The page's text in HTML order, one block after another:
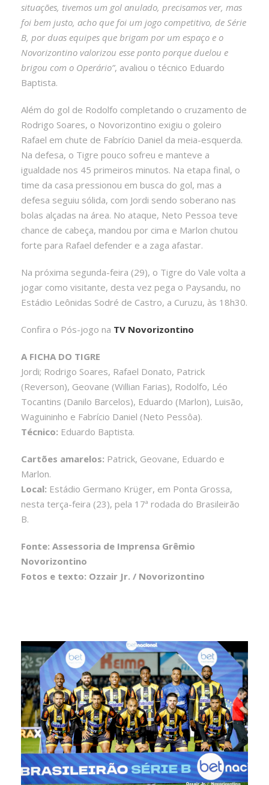
situações, tivemos um gol anulado, precisamos ver, mas
foi bem justo, acho que foi um jogo competitivo, de Série
B, por duas equipes que brigam por um espaço e o
Novorizontino valorizou esse ponto porque duelou e
brigou com o Operário”, avaliou o técnico Eduardo
Baptista.
Além do gol de Rodolfo completando o cruzamento de
Rodrigo Soares, o Novorizontino exigiu o goleiro
Rafael em chute de Fabrício Daniel da meia-esquerda.
Na defesa, o Tigre pouco sofreu e manteve a
igualdade nos 45 primeiros minutos. Na etapa final, o
time da casa pressionou em busca do gol, mas a
defesa seguiu sólida, com Jordi sendo soberano nas
bolas alçadas na área. No ataque, Neto Pessoa teve
chance de cabeça, mandou por cima e Marlon chutou
forte para Rafael defender e a zaga afastar.
Na próxima segunda-feira (29), o Tigre do Vale volta a
jogar como visitante, desta vez pega o Paysandu, no
Estádio Leônidas Sodré de Castro, a Curuzu, às 18h30.
Confira o Pós-jogo na TV Novorizontino
A FICHA DO TIGRE
Jordi; Rodrigo Soares, Rafael Donato, Patrick
(Reverson), Geovane (Willian Farias), Rodolfo, Léo
Tocantins (Danilo Barcelos), Eduardo (Marlon), Luisão,
Waguininho e Fabrício Daniel (Neto Pessôa).
Técnico: Eduardo Baptista.
Cartões amarelos: Patrick, Geovane, Eduardo e
Marlon.
Local: Estádio Germano Krüger, em Ponta Grossa,
nesta terça-feira (23), pela 17ª rodada do Brasileirão
B.
Fonte: Assessoria de Imprensa Grêmio
Novorizontino
Fotos e texto: Ozzair Jr. / Novorizontino